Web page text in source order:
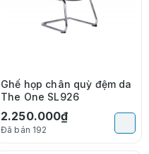
Ghế họp chân quỳ đệm da
The One SL926
2.250.000₫
Đã bán 192